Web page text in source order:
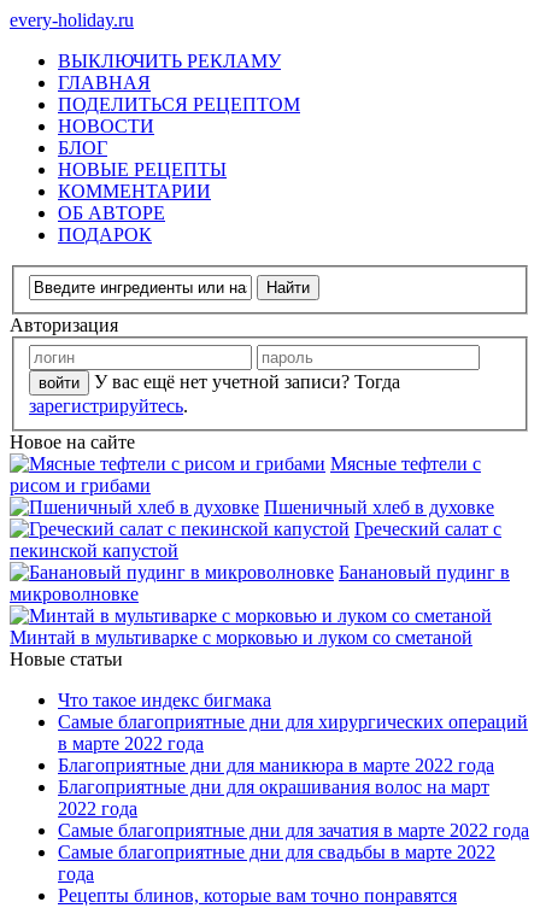
every-holiday.ru
ВЫКЛЮЧИТЬ РЕКЛАМУ
ГЛАВНАЯ
ПОДЕЛИТЬСЯ РЕЦЕПТОМ
НОВОСТИ
БЛОГ
НОВЫЕ РЕЦЕПТЫ
КОММЕНТАРИИ
ОБ АВТОРЕ
ПОДАРОК
Авторизация
У вас ещё нет учетной записи? Тогда
зарегистрируйтесь.
Новое на сайте
Мясные тефтели с
рисом и грибами
Пшеничный хлеб в духовке
Греческий салат с
пекинской капустой
Банановый пудинг в
микроволновке
Минтай в мультиварке с морковью и луком со сметаной
Новые статьи
Что такое индекс бигмака
Самые благоприятные дни для хирургических операций
в марте 2022 года
Благоприятные дни для маникюра в марте 2022 года
Благоприятные дни для окрашивания волос на март
2022 года
Самые благоприятные дни для зачатия в марте 2022 года
Самые благоприятные дни для свадьбы в марте 2022
года
Рецепты блинов, которые вам точно понравятся